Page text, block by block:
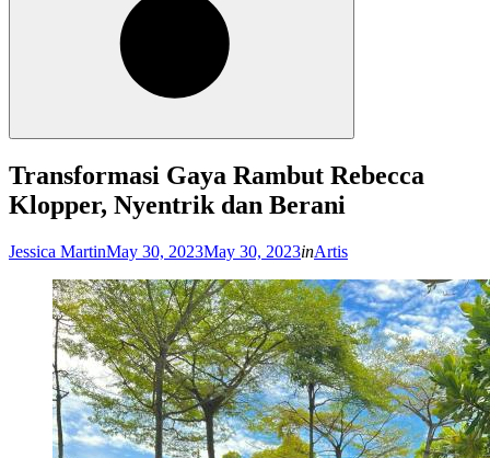
Search
Transformasi Gaya Rambut Rebecca
Klopper, Nyentrik dan Berani
Jessica MartinPosted
May 30, 2023May 30, 2023inArtis